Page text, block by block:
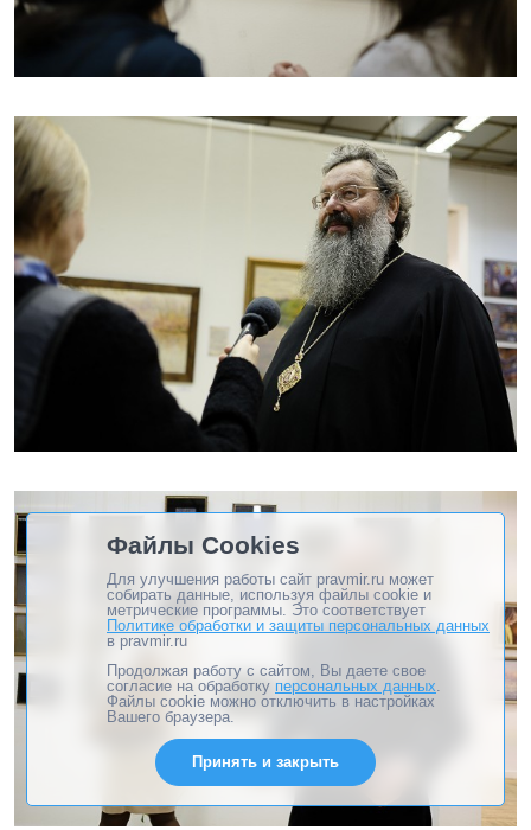
Файлы Cookies
Для улучшения работы сайт pravmir.ru может
собирать данные, используя файлы cookie и
метрические программы. Это соответствует
Политике обработки и защиты персональных данных
в pravmir.ru
Продолжая работу с сайтом, Вы даете свое
согласие на обработку персональных данных.
Файлы cookie можно отключить в настройках
Вашего браузера.
Принять и закрыть